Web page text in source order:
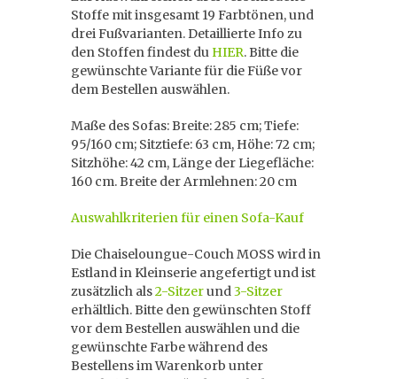
Stoffe mit insgesamt 19 Farbtönen, und
drei Fußvarianten. Detaillierte Info zu
den Stoffen findest du HIER. Bitte die
gewünschte Variante für die Füße vor
dem Bestellen auswählen.
Maße des Sofas: Breite: 285 cm; Tiefe:
95/160 cm; Sitztiefe: 63 cm, Höhe: 72 cm;
Sitzhöhe: 42 cm, Länge der Liegefläche:
160 cm. Breite der Armlehnen: 20 cm
Auswahlkriterien für einen Sofa-Kauf
Die Chaiseloungue-Couch MOSS wird in
Estland in Kleinserie angefertigt und ist
zusätzlich als2-Sitzerund3-Sitzer
erhältlich. Bitte den gewünschten Stoff
vor dem Bestellen auswählen und die
gewünschte Farbe während des
Bestellens im Warenkorb unter